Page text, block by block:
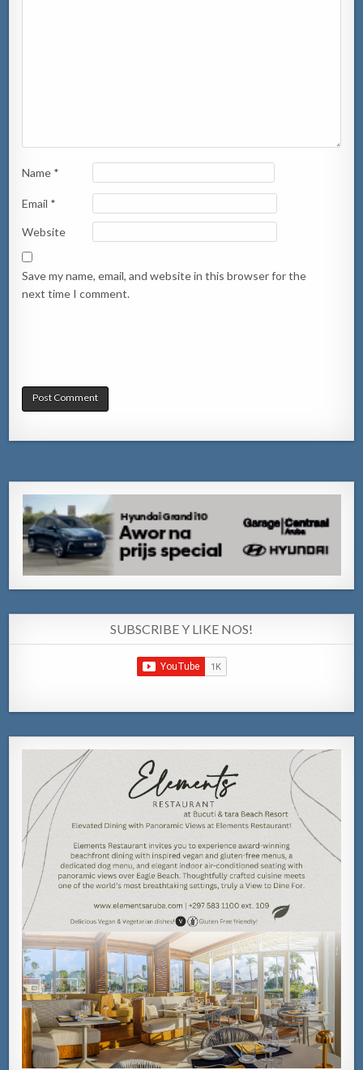
Name *
Email *
Website
Save my name, email, and website in this browser for the
next time I comment.
SUBSCRIBE Y LIKE NOS!